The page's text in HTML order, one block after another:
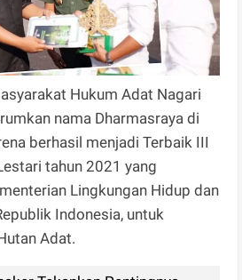
Hukum Adat Nagari
nama Dharmasraya di
berhasil menjadi Terbaik III
tahun 2021 yang
Lingkungan Hidup dan
Indonesia, untuk
Adat.